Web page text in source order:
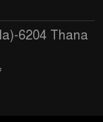
6204 Thana
,